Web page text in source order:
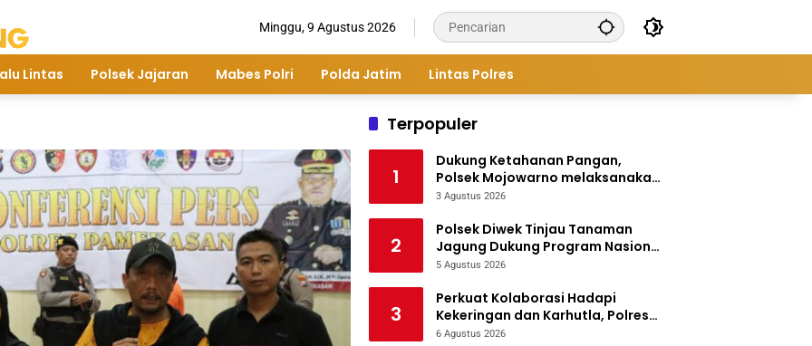
Minggu, 9 Agustus 2026
Lintas Polsek Jajaran Mabes Polri Polda Jatim Lintas Polres
Terpopuler
1
Dukung Ketahanan Pangan,
Polsek Mojowarno melaksanakan
Pengecekan Tanaman Jagung
3 Agustus 2026
2
Polsek Diwek Tinjau Tanaman
Jagung Dukung Program Nasional
Asta Cita
5 Agustus 2026
3
Perkuat Kolaborasi Hadapi
Kekeringan dan Karhutla, Polres
Jombang Gelar Apel Siaga
6 Agustus 2026